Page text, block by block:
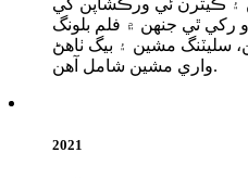
۽ ڪيترن ئي ورڪشاپن کي
رکي ٿي جنهن ۾ فلم بلونگ
سليٽنگ مشين ۽ بيگ ٺاهڻ
واري مشين شامل آهن.
2021